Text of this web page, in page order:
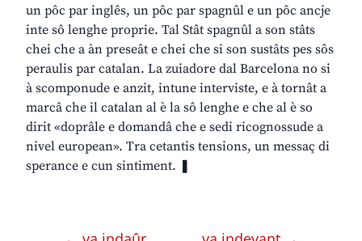
un pôc par inglês, un pôc par spagnûl e un pôc ancje
inte sô lenghe proprie. Tal Stât spagnûl a son stâts
chei che a àn preseât e chei che si son sustâts pes sôs
peraulis par catalan. La zuiadore dal Barcelona no si
à scomponude e anzit, intune interviste, e à tornât a
marcâ che il catalan al è la sô lenghe e che al è so
dirit «doprâle e domandâ che e sedi ricognossude a
nivel european». Tra cetantis tensions, un messaç di
sperance e cun sintiment. ❚